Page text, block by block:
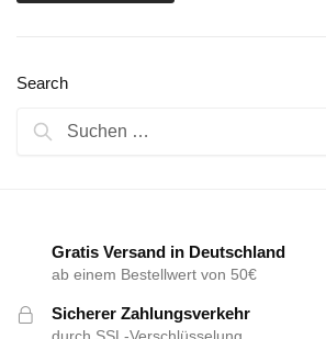
Search
Suchen
Gratis Versand in Deutschland
ab einem Bestellwert von 50€
Sicherer Zahlungsverkehr
durch SSL-Verschlüsselung